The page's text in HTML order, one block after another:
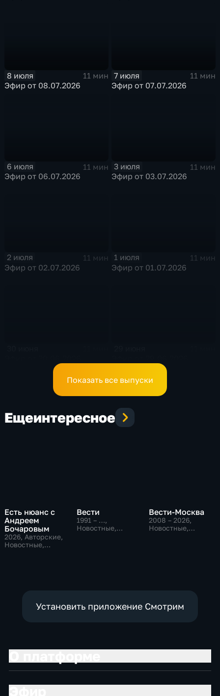
8 июля
11 мин
Эфир от 08.07.2026
7 июля
11 мин
Эфир от 07.07.2026
6 июля
11 мин
Эфир от 06.07.2026
3 июля
11 мин
Эфир от 03.07.2026
2 июля
11 мин
Эфир от 02.07.2026
1 июля
11 мин
Эфир от 01.07.2026
Показать все выпуски
Ещеинтересное
Есть нюанс с
Андреем
Бочаровым
2026, Авторские,
Новостные,
Вести
1991 – …,
Новостные,
Вести-Москва
2008 – 2026,
Новостные,
Установить приложение Смотрим